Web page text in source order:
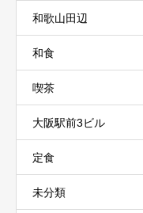
和歌山田辺
和食
喫茶
大阪駅前3ビル
定食
未分類